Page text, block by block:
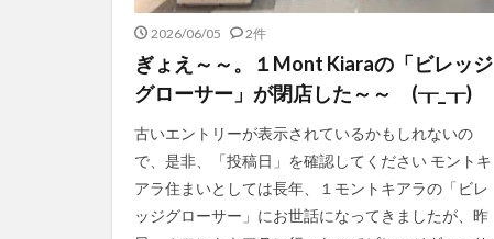
2026/06/05 2件
ぎょえ～～。１Mont Kiaraの「ビレッジ
グローサー」が閉店した～～ (┰_┰)
古いエントリーが表示されているかもしれないの
で、是非、「投稿日」を確認してください モントキ
アラ住まいとしては長年、１モントキアラの「ビレ
ッジグローサー」にお世話になってきましたが、昨